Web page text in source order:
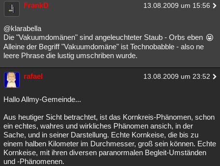
FrankD 13.08.2009 um 15:56
@klarabella
Die "Vakuumdomänen" sind angeleuchteter Staub - Orbs eben
Alleine der Begriff "Vakuumdomäne" ist Technobabble - also ne
leere Phrase die lustig umschriben wurde.
rafael 13.08.2009 um 23:52
Hallo Allmy-Gemeinde...
Aus heutiger Sicht betrachtet, ist das Kornkreis-Phänomen, schon
ein echtes, wahres und wirkliches Phänomen ansich, in der
Sache, und in seiner Darstellung. Echte Kornkeise, die bis zu
einem halben Kilometer im Durchmesser, groß sein können. Echte
Kornkeise, mit ihren diversen paranormalen Begleit-Umständen
und -Phänomenen.